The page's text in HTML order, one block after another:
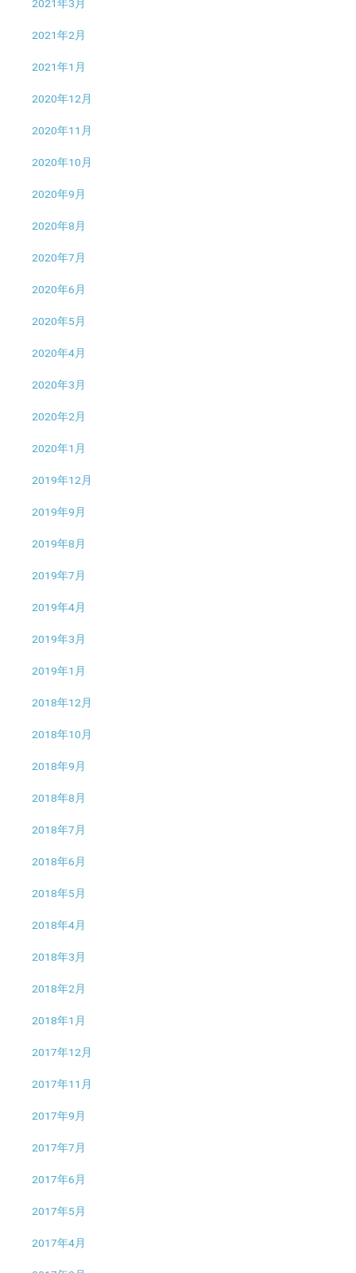
2021年3月
2021年2月
2021年1月
2020年12月
2020年11月
2020年10月
2020年9月
2020年8月
2020年7月
2020年6月
2020年5月
2020年4月
2020年3月
2020年2月
2020年1月
2019年12月
2019年9月
2019年8月
2019年7月
2019年4月
2019年3月
2019年1月
2018年12月
2018年10月
2018年9月
2018年8月
2018年7月
2018年6月
2018年5月
2018年4月
2018年3月
2018年2月
2018年1月
2017年12月
2017年11月
2017年9月
2017年7月
2017年6月
2017年5月
2017年4月